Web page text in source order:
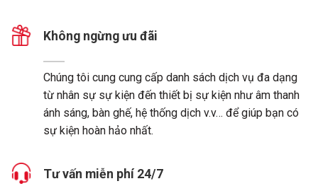
Không ngừng ưu đãi
Chúng tôi cung cung cấp danh sách dịch vụ đa dạng
từ nhân sự sự kiện đến thiết bị sự kiện như âm thanh
ánh sáng, bàn ghế, hệ thống dịch v.v… để giúp bạn có
sự kiện hoàn hảo nhất.
Tư vấn miễn phí 24/7